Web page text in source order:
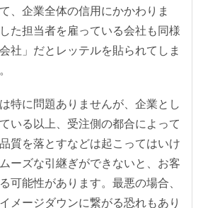
、企業全体の信用にかかわりま
た担当者を雇っている会社も同様
社」だとレッテルを貼られてしま
特に問題ありませんが、企業とし
いる以上、受注側の都合によって
質を落とすなどは起こってはいけ
ーズな引継ぎができないと、お客
可能性があります。最悪の場合、
メージダウンに繋がる恐れもあり